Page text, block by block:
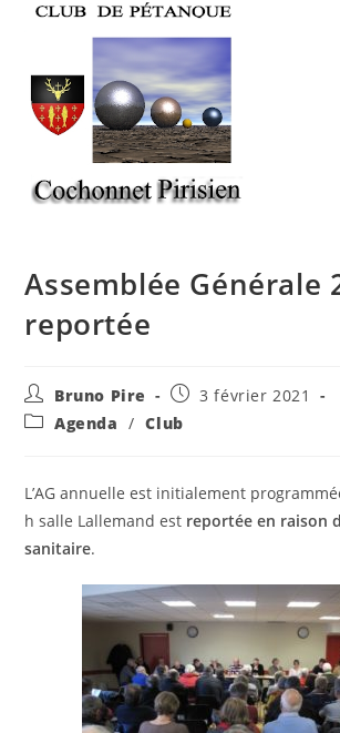
Assemblée Générale
reportée
Auteur/autrice
de
la
Bruno Pire
Publication
publiée :
3 février 2021
PostAgenda / Club
L’AG annuelle est initialement
h salle Lallemand est reportée en raison
sanitaire.